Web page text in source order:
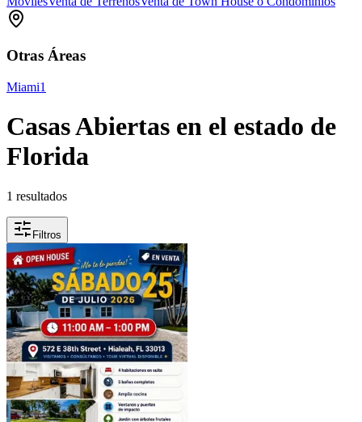
Otras Áreas
Miami1
Casas Abiertas en el estado de
Florida
1 resultados
Filtros